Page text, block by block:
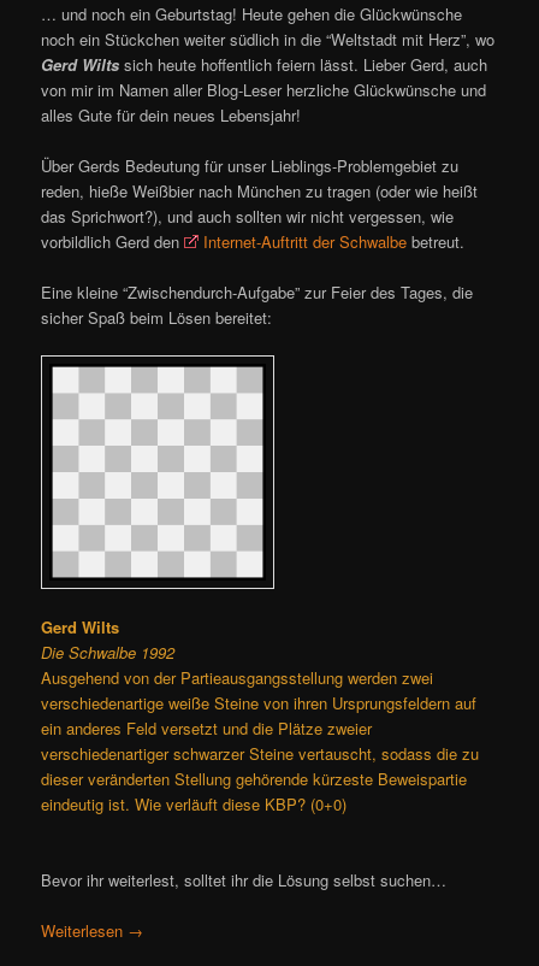
… und noch ein Geburtstag! Heute gehen die Glückwünsche
noch ein Stückchen weiter südlich in die “Weltstadt mit Herz”, wo
Gerd Wilts sich heute hoffentlich feiern lässt. Lieber Gerd, auch
von mir im Namen aller Blog-Leser herzliche Glückwünsche und
alles Gute für dein neues Lebensjahr!
Über Gerds Bedeutung für unser Lieblings-Problemgebiet zu
reden, hieße Weißbier nach München zu tragen (oder wie heißt
das Sprichwort?), und auch sollten wir nicht vergessen, wie
vorbildlich Gerd den
Internet-Auftritt der Schwalbe betreut.
Eine kleine “Zwischendurch-Aufgabe” zur Feier des Tages, die
sicher Spaß beim Lösen bereitet:
Gerd Wilts
Die Schwalbe 1992
Ausgehend von der Partieausgangsstellung werden zwei
verschiedenartige weiße Steine von ihren Ursprungsfeldern auf
ein anderes Feld versetzt und die Plätze zweier
verschiedenartiger schwarzer Steine vertauscht, sodass die zu
dieser veränderten Stellung gehörende kürzeste Beweispartie
eindeutig ist. Wie verläuft diese KBP? (0+0)
Bevor ihr weiterlest, solltet ihr die Lösung selbst suchen…
Weiterlesen →